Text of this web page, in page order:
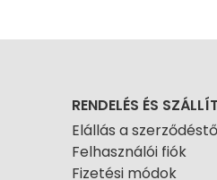
RENDELÉS ÉS
Elállás a
Felhasználói fiók
Fizetési módok